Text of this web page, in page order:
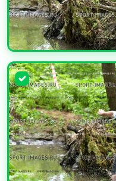
УВЕЛИЧИТЬ